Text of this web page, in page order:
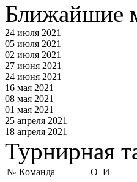
Ближайшие
24 июля 2021
05 июля 2021
02 июля 2021
27 июня 2021
24 июня 2021
16 мая 2021
08 мая 2021
01 мая 2021
25 апреля 2021
18 апреля 2021
Турнирная
№ Команда О И